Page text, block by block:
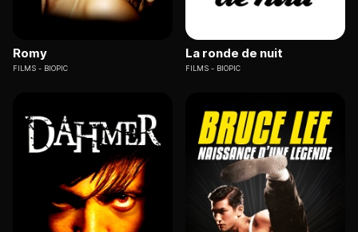
Romy
FILMS BIOPIC
La ronde de nuit
FILMS BIOPIC